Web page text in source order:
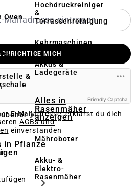
Oven
&
&
in Pflanze
Hochdruckreiniger
&
Terrassenreinigung
Kehrmaschinen
Akkus &
Ladegeräte
Alles in
Rasenmäher
anzeigen
Mähroboter
Akku- &
Elektro-
Rasenmäher
MICH
Friendly Captcha
E-Mailadresse, erklärst du dich
AGBs und
einverstanden